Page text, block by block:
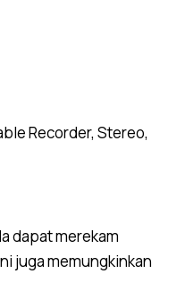
Recorder, Stereo,
dapat merekam
juga memungkinkan